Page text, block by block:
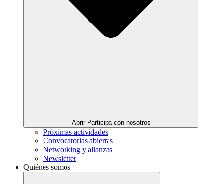
Abrir Participa con nosotros
Próximas actividades
Convocatorias abiertas
Networking y alianzas
Newsletter
Quiénes somos